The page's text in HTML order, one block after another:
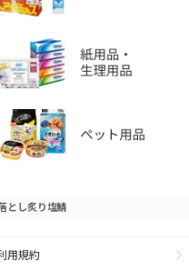
とし炙り塩鯖
用規約